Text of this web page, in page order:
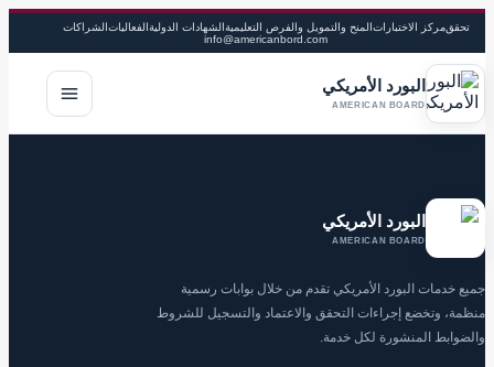
تحققمركز الاختباراتالمنح والتمويل والفرص التعليميةالشهادات الدوليةالفعالياتالشراكات
info@americanbord.com
البورد الأمريكي
AMERICAN BOARD
البورد الأمريكي
AMERICAN BOARD
جميع خدمات البورد الأمريكي تقدم من خلال بوابات رسمية
منظمة، وتخضع إجراءات التحقق والاعتماد والتسجيل للشروط
والضوابط المنشورة لكل خدمة.